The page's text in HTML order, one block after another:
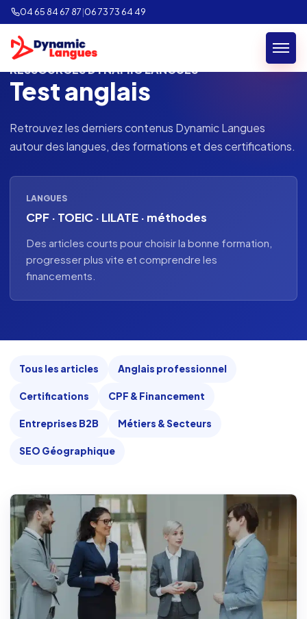
04 65 84 67 87|06 73 73 64 49
RESSOURCES DYNAMIC LANGUES
Test anglais
Retrouvez les derniers contenus Dynamic Langues
autour des langues, des formations et des certifications.
LANGUES
CPF · TOEIC · LILATE · méthodes
Des articles courts pour choisir la bonne formation,
progresser plus vite et comprendre les
financements.
Tous les articles Anglais professionnel
Certifications CPF & Financement
Entreprises B2B Métiers & Secteurs
SEO Géographique